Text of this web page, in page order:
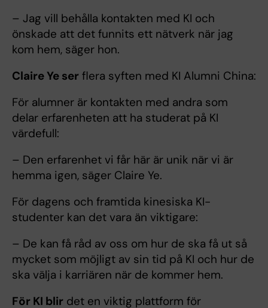
– Jag vill behålla kontakten med KI och
önskade att det funnits ett nätverk när jag
kom hem, säger hon.
Claire Ye ser flera syften med KI Alumni China:
För alumner är kontakten med andra som
delar erfarenheten att ha studerat på KI
värdefull:
– Den erfarenhet vi får här är unik när vi är
hemma igen, säger Claire Ye.
För dagens och framtida kinesiska KI-
studenter kan det vara än viktigare:
– De kan få råd av oss om hur de ska få ut så
mycket som möjligt av sin tid på KI och hur de
ska välja i karriären när de kommer hem.
För KI blir det en viktig plattform för